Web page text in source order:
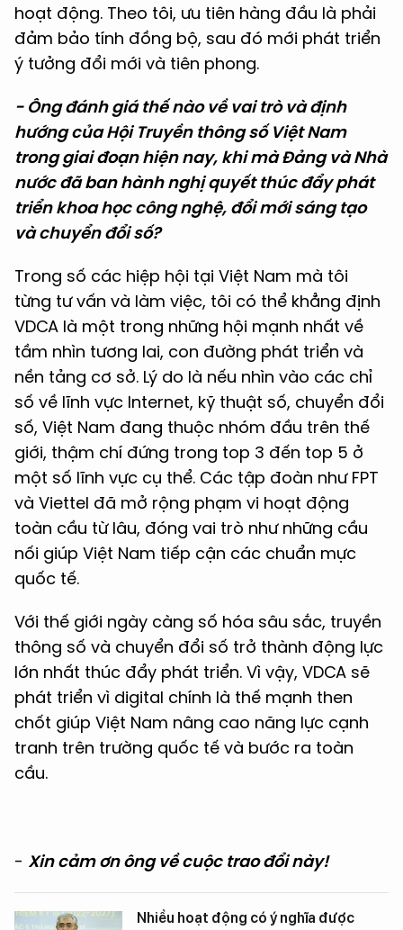
hoạt động. Theo tôi, ưu tiên hàng đầu là phải
đảm bảo tính đồng bộ, sau đó mới phát triển
ý tưởng đổi mới và tiên phong.
- Ông đánh giá thế nào về vai trò và định
hướng của Hội Truyền thông số Việt Nam
trong giai đoạn hiện nay, khi mà Đảng và Nhà
nước đã ban hành nghị quyết thúc đẩy phát
triển khoa học công nghệ, đổi mới sáng tạo
và chuyển đổi số?
Trong số các hiệp hội tại Việt Nam mà tôi
từng tư vấn và làm việc, tôi có thể khẳng định
VDCA là một trong những hội mạnh nhất về
tầm nhìn tương lai, con đường phát triển và
nền tảng cơ sở. Lý do là nếu nhìn vào các chỉ
số về lĩnh vực Internet, kỹ thuật số, chuyển đổi
số, Việt Nam đang thuộc nhóm đầu trên thế
giới, thậm chí đứng trong top 3 đến top 5 ở
một số lĩnh vực cụ thể. Các tập đoàn như FPT
và Viettel đã mở rộng phạm vi hoạt động
toàn cầu từ lâu, đóng vai trò như những cầu
nối giúp Việt Nam tiếp cận các chuẩn mực
quốc tế.
Với thế giới ngày càng số hóa sâu sắc, truyền
thông số và chuyển đổi số trở thành động lực
lớn nhất thúc đẩy phát triển. Vì vậy, VDCA sẽ
phát triển vì digital chính là thế mạnh then
chốt giúp Việt Nam nâng cao năng lực cạnh
tranh trên trường quốc tế và bước ra toàn
cầu.
- Xin cảm ơn ông về cuộc trao đổi này!
Nhiều hoạt động có ý nghĩa được